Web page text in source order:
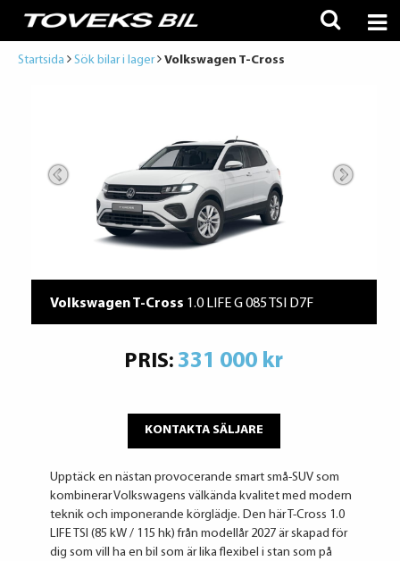
Startsida Sök bilar i lager Volkswagen T-Cross
Volkswagen T-Cross 1.0 LIFE G 085 TSI D7F
PRIS: 331 000 kr
KONTAKTA SÄLJARE
Upptäck en nästan provocerande smart små-SUV som
kombinerar Volkswagens välkända kvalitet med modern
teknik och imponerande körglädje. Den här T-Cross 1.0
LIFE TSI (85 kW / 115 hk) från modellår 2027 är skapad för
dig som vill ha en bil som är lika flexibel i stan som på